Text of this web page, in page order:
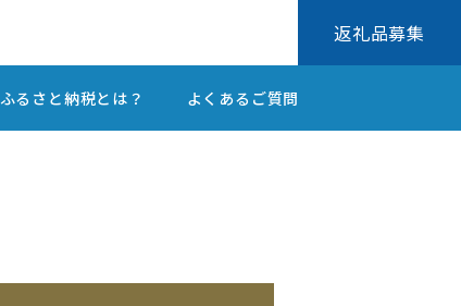
返礼品募集
ふるさと納税とは？ よくあるご質問